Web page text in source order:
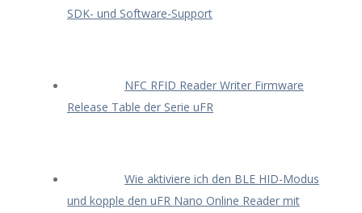
SDK- und Software-Support
NFC RFID Reader Writer Firmware
Release Table der Serie uFR
Wie aktiviere ich den BLE HID-Modus
und kopple den uFR Nano Online Reader mit